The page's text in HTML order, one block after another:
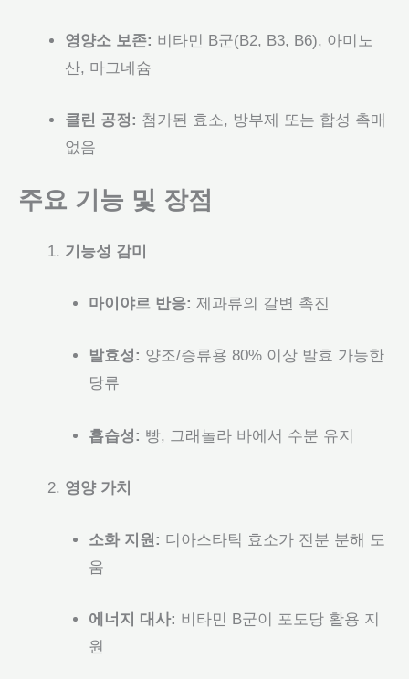
영양소 보존: 비타민 B군(B2, B3, B6), 아미노
산, 마그네슘
클린 공정: 첨가된 효소, 방부제 또는 합성 촉매
없음
주요 기능 및 장점
기능성 감미
마이야르 반응: 제과류의 갈변 촉진
발효성: 양조/증류용 80% 이상 발효 가능한
당류
흡습성: 빵, 그래놀라 바에서 수분 유지
영양 가치
소화 지원: 디아스타틱 효소가 전분 분해 도
움
에너지 대사: 비타민 B군이 포도당 활용 지
원